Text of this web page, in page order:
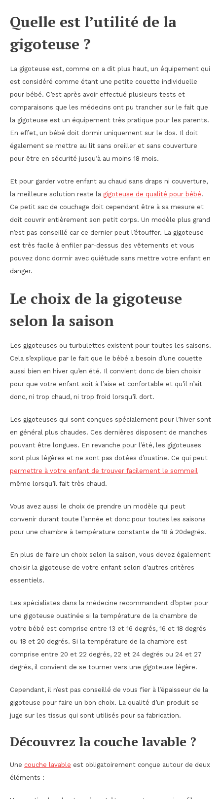
Quelle est l’utilité de la
gigoteuse ?
La gigoteuse est, comme on a dit plus haut, un équipement qui
est considéré comme étant une petite couette individuelle
pour bébé. C’est après avoir effectué plusieurs tests et
comparaisons que les médecins ont pu trancher sur le fait que
la gigoteuse est un équipement très pratique pour les parents.
En effet, un bébé doit dormir uniquement sur le dos. Il doit
également se mettre au lit sans oreiller et sans couverture
pour être en sécurité jusqu’à au moins 18 mois.
Et pour garder votre enfant au chaud sans draps ni couverture,
la meilleure solution reste la gigoteuse de qualité pour bébé.
Ce petit sac de couchage doit cependant être à sa mesure et
doit couvrir entièrement son petit corps. Un modèle plus grand
n’est pas conseillé car ce dernier peut l’étouffer. La gigoteuse
est très facile à enfiler par-dessus des vêtements et vous
pouvez donc dormir avec quiétude sans mettre votre enfant en
danger.
Le choix de la gigoteuse
selon la saison
Les gigoteuses ou turbulettes existent pour toutes les saisons.
Cela s’explique par le fait que le bébé a besoin d’une couette
aussi bien en hiver qu’en été. Il convient donc de bien choisir
pour que votre enfant soit à l’aise et confortable et qu’il n’ait
donc, ni trop chaud, ni trop froid lorsqu’il dort.
Les gigoteuses qui sont conçues spécialement pour l’hiver sont
en général plus chaudes. Ces dernières disposent de manches
pouvant être longues. En revanche pour l’été, les gigoteuses
sont plus légères et ne sont pas dotées d’ouatine. Ce qui peut
permettre à votre enfant de trouver facilement le sommeil
même lorsqu’il fait très chaud.
Vous avez aussi le choix de prendre un modèle qui peut
convenir durant toute l’année et donc pour toutes les saisons
pour une chambre à température constante de 18 à 20degrés.
En plus de faire un choix selon la saison, vous devez également
choisir la gigoteuse de votre enfant selon d’autres critères
essentiels.
Les spécialistes dans la médecine recommandent d’opter pour
une gigoteuse ouatinée si la température de la chambre de
votre bébé est comprise entre 13 et 16 degrés, 16 et 18 degrés
ou 18 et 20 degrés. Si la température de la chambre est
comprise entre 20 et 22 degrés, 22 et 24 degrés ou 24 et 27
degrés, il convient de se tourner vers une gigoteuse légère.
Cependant, il n’est pas conseillé de vous fier à l’épaisseur de la
gigoteuse pour faire un bon choix. La qualité d’un produit se
juge sur les tissus qui sont utilisés pour sa fabrication.
Découvrez la couche lavable ?
Une couche lavable est obligatoirement conçue autour de deux
éléments :